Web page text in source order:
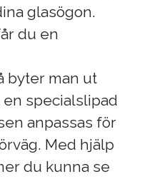
glasögon.
du en
byter man ut
specialslipad
anpassas för
Med hjälp
du kunna se